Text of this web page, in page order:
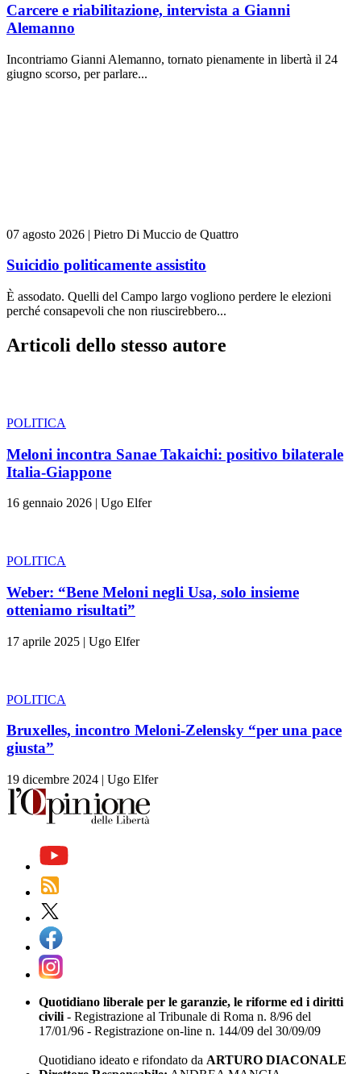
Carcere e riabilitazione, intervista a Gianni
Alemanno
Incontriamo Gianni Alemanno, tornato pienamente in libertà il 24
giugno scorso, per parlare...
07 agosto 2026 | Pietro Di Muccio de Quattro
Suicidio politicamente assistito
È assodato. Quelli del Campo largo vogliono perdere le elezioni
perché consapevoli che non riuscirebbero...
Articoli dello stesso autore
POLITICA
Meloni incontra Sanae Takaichi: positivo bilaterale
Italia-Giappone
16 gennaio 2026 | Ugo Elfer
POLITICA
Weber: “Bene Meloni negli Usa, solo insieme
otteniamo risultati”
17 aprile 2025 | Ugo Elfer
POLITICA
Bruxelles, incontro Meloni-Zelensky “per una pace
giusta”
19 dicembre 2024 | Ugo Elfer
Quotidiano liberale per le garanzie, le riforme ed i diritti
civili - Registrazione al Tribunale di Roma n. 8/96 del
17/01/96 - Registrazione on-line n. 144/09 del 30/09/09
Quotidiano ideato e rifondato da ARTURO DIACONALE